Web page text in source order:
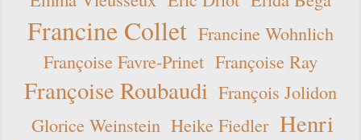
Francine Collet Francine Wohnlich
Françoise Favre-Prinet Françoise Ray
Françoise Roubaudi François Jolidon
Glorice Weinstein Heike Fiedler Henri